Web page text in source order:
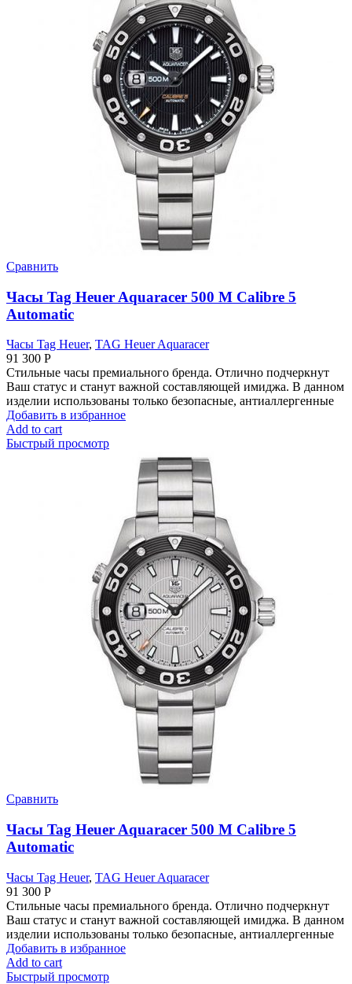
Сравнить
Часы Tag Heuer Aquaracer 500 M Calibre 5
Automatic
Часы Tag Heuer, TAG Heuer Aquaracer
91 300 Р
Стильные часы премиального бренда. Отлично подчеркнут
Ваш статус и станут важной составляющей имиджа. В данном
изделии использованы только безопасные, антиаллергенные
Добавить в избранное
Add to cart
Быстрый просмотр
Сравнить
Часы Tag Heuer Aquaracer 500 M Calibre 5
Automatic
Часы Tag Heuer, TAG Heuer Aquaracer
91 300 Р
Стильные часы премиального бренда. Отлично подчеркнут
Ваш статус и станут важной составляющей имиджа. В данном
изделии использованы только безопасные, антиаллергенные
Добавить в избранное
Add to cart
Быстрый просмотр